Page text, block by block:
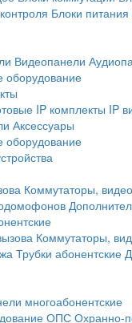
Блоки питания
Видеопанели
оборудование
IP комплекты IP
Аксессуары
оборудование
Коммутаторы,
Коммутаторы,
Трубки абонентские
многоабонентские
ОПС Охранно-